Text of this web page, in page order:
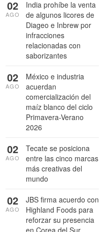
India prohíbe la venta
de algunos licores de
Diageo e Inbrew por
infracciones
relacionadas con
saborizantes
02
AGO
México e industria
acuerdan
comercialización del
maíz blanco del ciclo
Primavera-Verano
2026
02
AGO
Tecate se posiciona
entre las cinco marcas
más creativas del
mundo
02
AGO
JBS firma acuerdo con
Highland Foods para
reforzar su presencia
02
AGO